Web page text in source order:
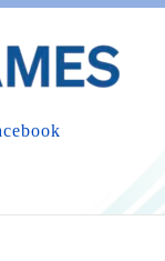
gratuitas